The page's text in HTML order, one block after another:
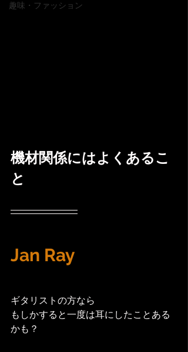
趣味・ファッション
機材関係にはよくあるこ
と
Jan Ray
ギタリストの方なら
もしかすると一度は耳にしたことある
かも？